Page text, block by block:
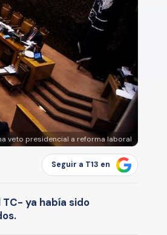
veto presidencial a reforma laboral
Seguir a T13 en
ya había sido